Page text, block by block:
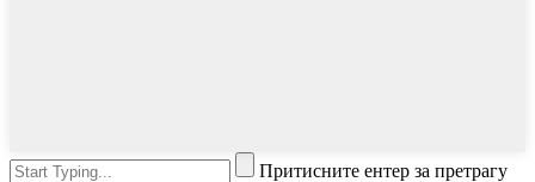
Притисните ентер за претрагу